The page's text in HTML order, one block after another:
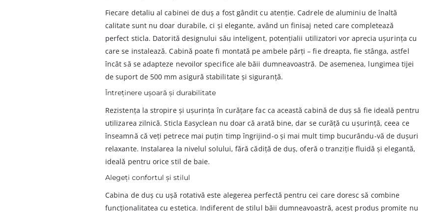
Fiecare detaliu al cabinei de duș a fost gândit cu atenție. Cadrele de aluminiu de înaltă
calitate sunt nu doar durabile, ci și elegante, având un finisaj neted care completează
perfect sticla. Datorită designului său inteligent, potențialii utilizatori vor aprecia ușurința cu
care se instalează. Cabină poate fi montată pe ambele părți – fie dreapta, fie stânga, astfel
încât să se adapteze nevoilor specifice ale băii dumneavoastră. De asemenea, lungimea tijei
de suport de 500 mm asigură stabilitate și siguranță.
Întreținere ușoară și durabilitate
Rezistența la stropire și ușurința în curățare fac ca această cabină de duș să fie ideală pentru
utilizarea zilnică. Sticla Easyclean nu doar că arată bine, dar se curăță cu ușurință, ceea ce
înseamnă că veți petrece mai puțin timp îngrijind-o și mai mult timp bucurându-vă de dușuri
relaxante. Instalarea la nivelul solului, fără cădiță de duș, oferă o tranziție fluidă și elegantă,
ideală pentru orice stil de baie.
Alegeți confortul și stilul
Cabina de duș cu ușă rotativă este alegerea perfectă pentru cei care doresc să combine
funcționalitatea cu estetica. Indiferent de stilul băii dumneavoastră, acest produs promite nu